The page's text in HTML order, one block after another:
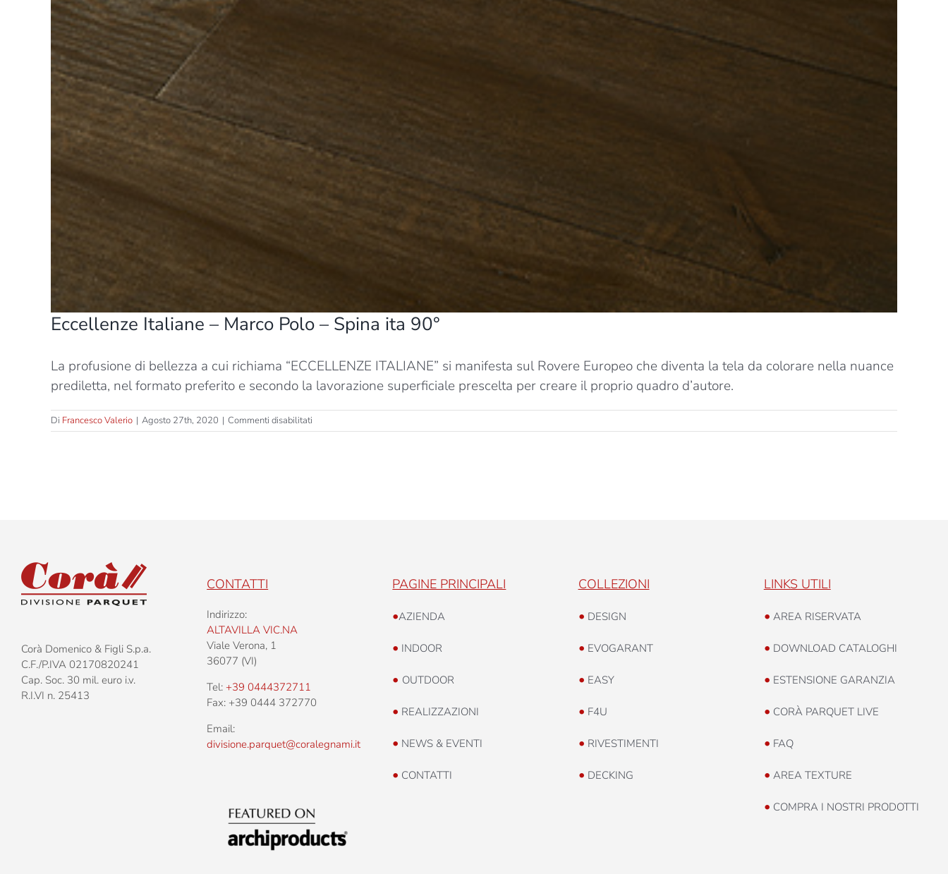
Eccellenze Italiane – Marco Polo – Spina ita 90°
La profusione di bellezza a cui richiama “ECCELLENZE ITALIANE” si manifesta sul Rovere Europeo che diventa la tela da colorare nella nuance
prediletta, nel formato preferito e secondo la lavorazione superficiale prescelta per creare il proprio quadro d’autore.
Di Francesco Valerio | Agosto 27th, 2020 | Commenti disabilitati
Eccellenze
Corà Domenico & Figli S.p.a.
C.F./P.IVA 02170820241
Cap. Soc. 30 mil. euro i.v.
R.I.VI n. 25413
CONTATTI
Indirizzo:
ALTAVILLA VIC.NA
Viale Verona, 1
36077 (VI)
Tel:+39 0444372711
Fax: +39 0444 372770
Email:
divisione.parquet@coralegnami.it
PAGINE PRINCIPALI
•AZIENDA
• INDOOR
• OUTDOOR
• REALIZZAZIONI
• NEWS & EVENTI
• CONTATTI
COLLEZIONI
• DESIGN
• EVOGARANT
• EASY
• F4U
• RIVESTIMENTI
• DECKING
LINKS UTILI
• AREA RISERVATA
• DOWNLOAD CATALOGHI
• ESTENSIONE GARANZIA
• CORÀ PARQUET LIVE
• FAQ
• AREA TEXTURE
• COMPRA I NOSTRI PRODOTTI